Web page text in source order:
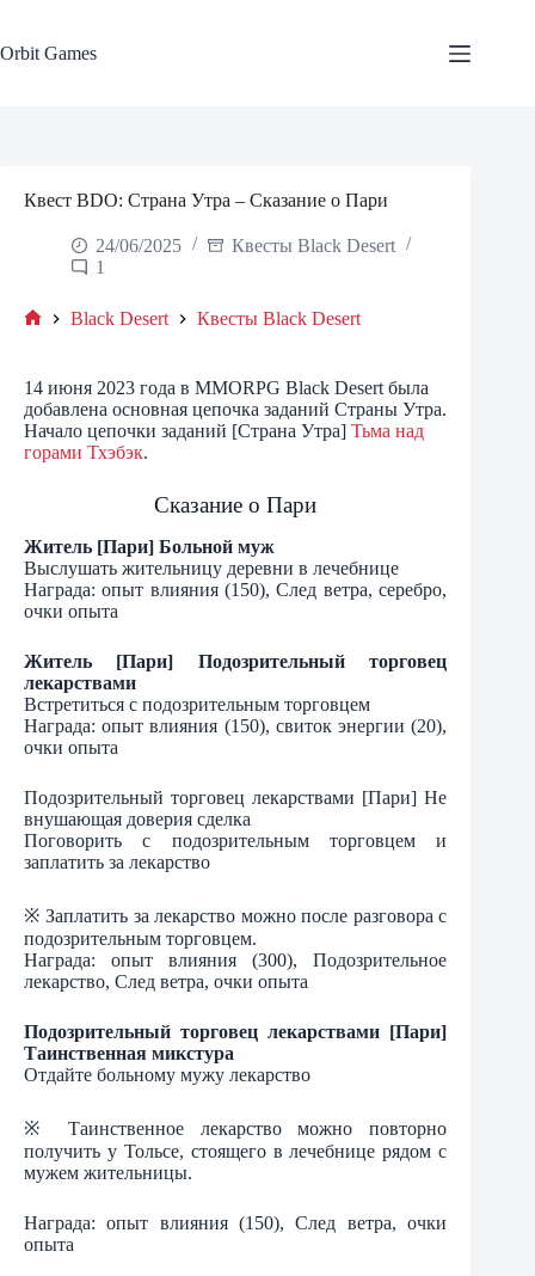
content
Orbit Games
Квест BDO: Страна Утра – Сказание о Пари
24/06/2025
Квесты Black Desert
1
Black Desert Квесты Black Desert
14 июня 2023 года в MMORPG Black Desert была
добавлена основная цепочка заданий Страны Утра.
Начало цепочки заданий [Страна Утра] Тьма над
горами Тхэбэк.
Сказание о Пари
Житель [Пари] Больной муж
Выслушать жительницу деревни в лечебнице
Награда: опыт влияния (150), След ветра, серебро,
очки опыта
Житель [Пари] Подозрительный торговец
лекарствами
Встретиться с подозрительным торговцем
Награда: опыт влияния (150), свиток энергии (20),
очки опыта
Подозрительный торговец лекарствами [Пари] Не
внушающая доверия сделка
Поговорить с подозрительным торговцем и
заплатить за лекарство
※ Заплатить за лекарство можно после разговора с
подозрительным торговцем.
Награда: опыт влияния (300), Подозрительное
лекарство, След ветра, очки опыта
Подозрительный торговец лекарствами [Пари]
Таинственная микстура
Отдайте больному мужу лекарство
※ Таинственное лекарство можно повторно
получить у Тольсе, стоящего в лечебнице рядом с
мужем жительницы.
Награда: опыт влияния (150), След ветра, очки
опыта